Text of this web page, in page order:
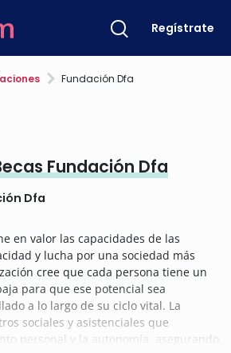
Regístrate
Fundación Dfa
Fundación Dfa
Dfa
en valor las capacidades de las
y lucha por una sociedad más
cree que cada persona tiene un
para que ese potencial sea
a lo largo de su ciclo vital. La
sociales y asistenciales que
personal y la autonomía, asegurando